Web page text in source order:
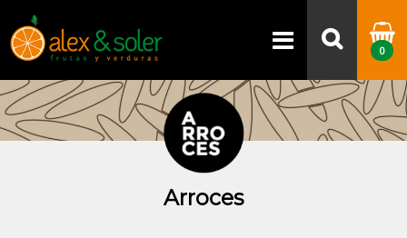
Alex & Soler - Frutas y verduras
frescas desde Bilbao para toda
Euskadi
0
Arroces